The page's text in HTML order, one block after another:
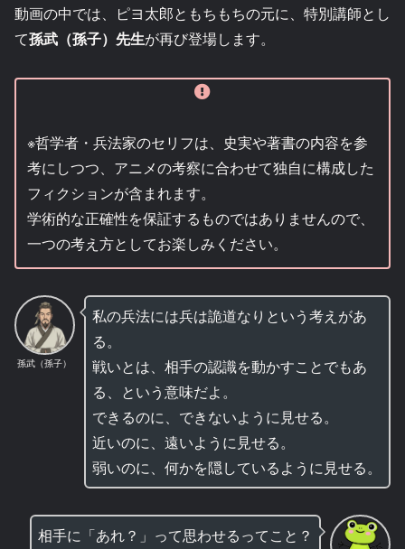
動画の中では、ピヨ太郎ともちもちの元に、特別講師とし
て孫武（孫子）先生が再び登場します。
※哲学者・兵法家のセリフは、史実や著書の内容を参
考にしつつ、アニメの考察に合わせて独自に構成した
フィクションが含まれます。
学術的な正確性を保証するものではありませんので、
一つの考え方としてお楽しみください。
孫武（孫子）
私の兵法には兵は詭道なりという考えがあ
る。
戦いとは、相手の認識を動かすことでもあ
る、という意味だよ。
できるのに、できないように見せる。
近いのに、遠いように見せる。
弱いのに、何かを隠しているように見せる。
相手に「あれ？」って思わせるってこと？